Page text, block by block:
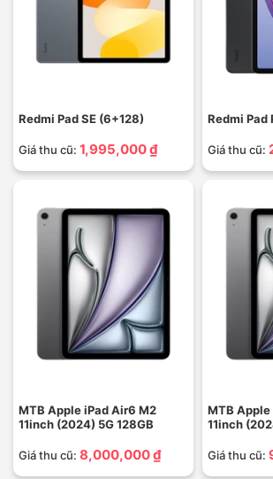
Redmi Pad SE (6+128)
Giá thu cũ: 1,995,000 ₫
Redmi Pad
Giá thu cũ:
MTB Apple iPad Air6 M2
11inch (2024) 5G 128GB
Giá thu cũ: 8,000,000 ₫
MTB
11inch
Giá thu cũ: